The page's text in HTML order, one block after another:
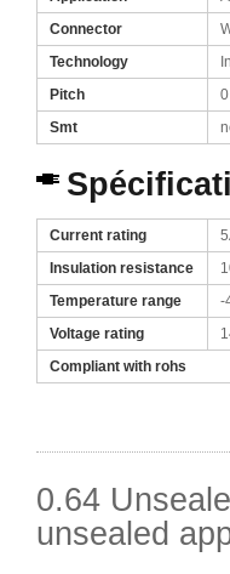
Connector
Technology
Pitch
0
Smt
Current rating
Insulation resistance
Temperature range
-
Voltage rating
Compliant with rohs
0.64
unsealed